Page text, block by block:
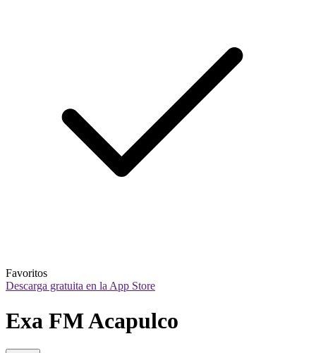
Favoritos
Descarga gratuita en la App Store
Exa FM Acapulco